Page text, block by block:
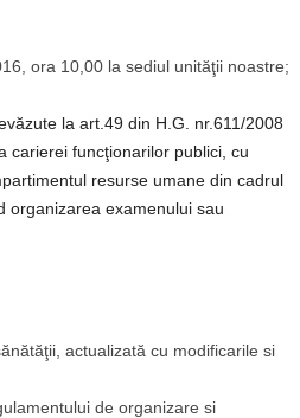
ora 10,00 la sediul unităţii noastre;
la art.49 din H.G. nr.611/2008
carierei funcţionarilor publici, cu
resurse umane din cadrul
organizarea examenului sau
actualizată cu modificarile si
de organizare si